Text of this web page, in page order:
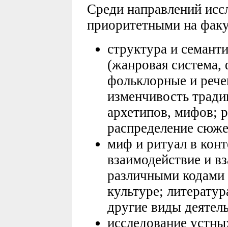
Среди направлений
приоритетными на
структура и
(жанровая система,
фольклорные и
изменчивость
архетипов, мифов;
распределение
миф и ритуал в
взаимодействие и
различными
культуре;
другие виды
исследование